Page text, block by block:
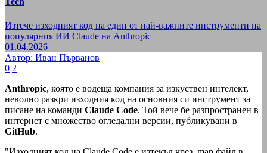
Изтече изходният код на един от най-важните инструменти на
популярния ИИ Claude на Anthropic
01.04.2026
Автор: Иван Първанов
0 2
Anthropic, която е водеща компания за изкуствен интелект,
неволно разкри изходния код на основния си инструмент за
писане на команди Claude Code. Той вече бе разпространен в
интернет с множество огледални версии, публикувани в
GitHub.